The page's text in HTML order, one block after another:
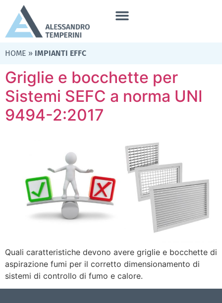
HOME » IMPIANTI EFFC
Griglie e bocchette per
Sistemi SEFC a norma UNI
9494-2:2017
Quali caratteristiche devono avere griglie e bocchette di
aspirazione fumi per il corretto dimensionamento di
sistemi di controllo di fumo e calore.